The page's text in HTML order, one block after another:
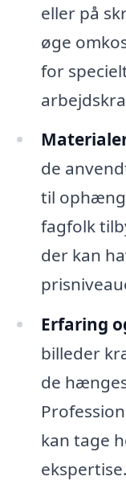
eller på
øge
for
de
til
fagfolk
der kan
Erfaring
billeder
de
kan tage
ekspertise.